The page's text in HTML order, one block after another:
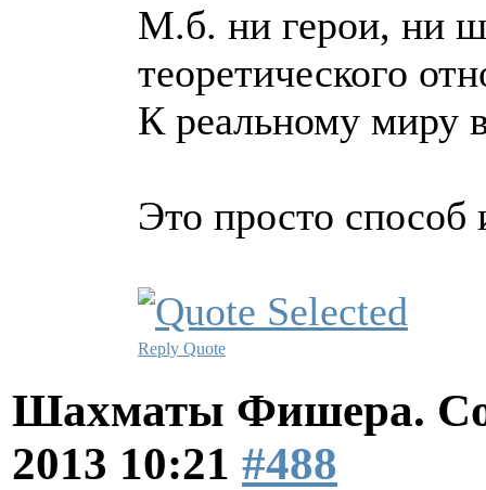
М.б. ни герои, ни
теоретического
К реальному миру
Это просто способ
Reply Quote
Шахматы Фишера.
2013 10:21 #488